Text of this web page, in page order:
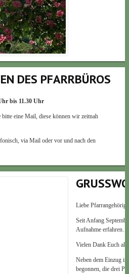
DES PFARRBÜROS
bis 11.30 Uhr
eine Mail, diese können wir zeitnah
via Mail oder vor und nach den
Liebe
Seit Anfang
Aufnahme
Vielen Dank Euch
Neben dem Einzug
begonnen, die drei